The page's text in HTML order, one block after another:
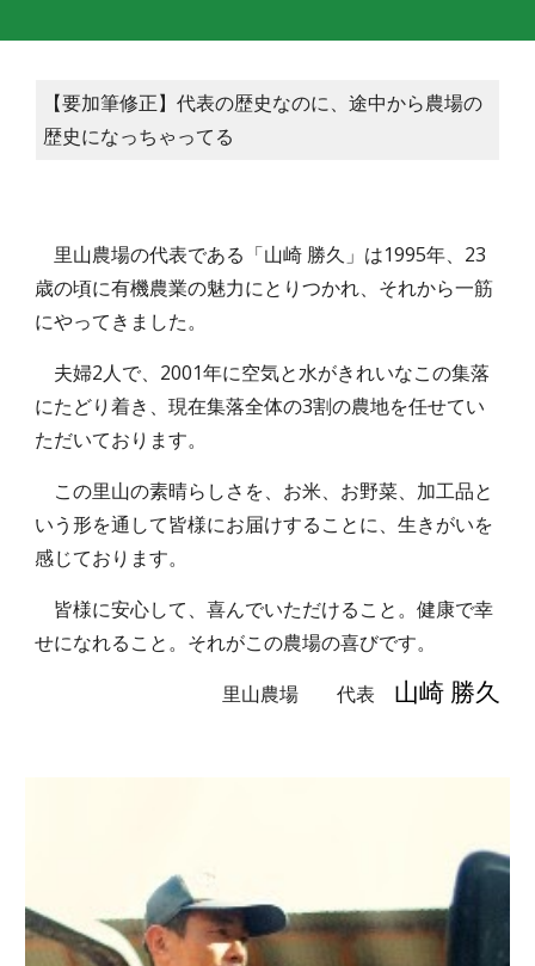
【要加筆修正】代表の歴史なのに、途中から農場の
歴史になっちゃってる
里山農場の代表である「山崎 勝久」は1995年、23
歳の頃に有機農業の魅力にとりつかれ、それから一筋
にやってきました。
夫婦2人で、2001年に空気と水がきれいなこの集落
にたどり着き、現在集落全体の3割の農地を任せてい
ただいております。
この里山の素晴らしさを、お米、お野菜、加工品と
いう形を通して皆様にお届けすることに、生きがいを
感じております。
皆様に安心して、喜んでいただけること。健康で幸
せになれること。それがこの農場の喜びです。
里山農場 代表 山崎 勝久